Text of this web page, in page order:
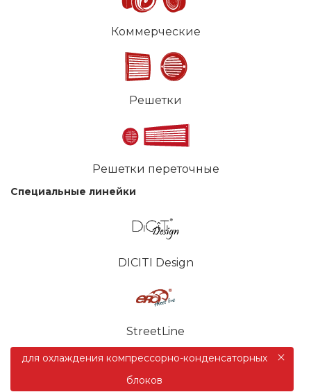
Коммерческие
Решетки
Решетки переточные
Специальные линейки
DICITI Design
StreetLine
для охлаждения компрессорно-конденсаторных
блоков